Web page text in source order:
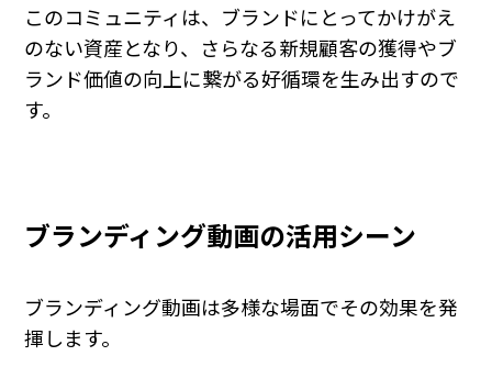
このコミュニティは、ブランドにとってかけがえ
のない資産となり、さらなる新規顧客の獲得やブ
ランド価値の向上に繋がる好循環を生み出すので
す。
ブランディング動画の活用シーン
ブランディング動画は多様な場面でその効果を発
揮します。